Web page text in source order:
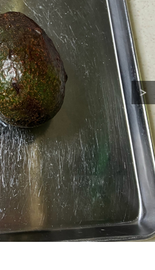
サイトマップ